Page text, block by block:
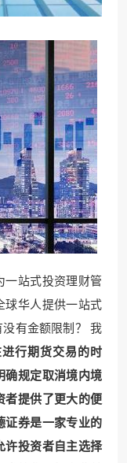
一站式投资理财管
球华人提供一站式
有金额限制？ 我
行期货交易的时
确规定取消境内境
者提供了更大的便
证券是一家专业的
许投资者自主选择